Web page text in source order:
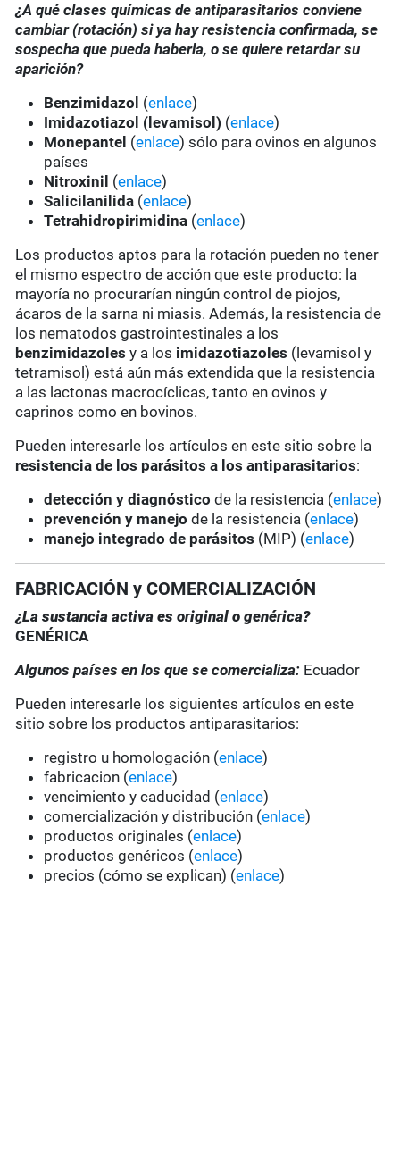
¿A qué clases químicas de antiparasitarios conviene
cambiar (rotación) si ya hay resistencia confirmada, se
sospecha que pueda haberla, o se quiere retardar su
aparición?
Benzimidazol (enlace)
Imidazotiazol (levamisol) (enlace)
Monepantel (enlace) sólo para ovinos en algunos
países
Nitroxinil (enlace)
Salicilanilida (enlace)
Tetrahidropirimidina (enlace)
Los productos aptos para la rotación pueden no tener
el mismo espectro de acción que este producto: la
mayoría no procurarían ningún control de piojos,
ácaros de la sarna ni miasis. Además, la resistencia de
los nematodos gastrointestinales a los
benzimidazoles y a los imidazotiazoles (levamisol y
tetramisol) está aún más extendida que la resistencia
a las lactonas macrocíclicas, tanto en ovinos y
caprinos como en bovinos.
Pueden interesarle los artículos en este sitio sobre la
resistencia de los parásitos a los antiparasitarios:
detección y diagnóstico de la resistencia (enlace)
prevención y manejo de la resistencia (enlace)
manejo integrado de parásitos (MIP) (enlace)
FABRICACIÓN y COMERCIALIZACIÓN
¿La sustancia activa es original o genérica?
GENÉRICA
Algunos países en los que se comercializa: Ecuador
Pueden interesarle los siguientes artículos en este
sitio sobre los productos antiparasitarios:
registro u homologación (enlace)
fabricacion (enlace)
vencimiento y caducidad (enlace)
comercialización y distribución (enlace)
productos originales (enlace)
productos genéricos (enlace)
precios (cómo se explican) (enlace)